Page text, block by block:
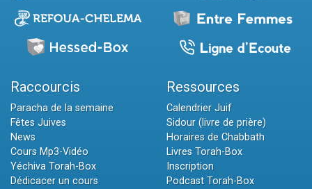
Raccourcis
Paracha de la semaine
Fêtes Juives
News
Cours Mp3-Vidéo
Yéchiva Torah-Box
Dédicacer un cours
Ressources
Calendrier Juif
Sidour (livre de prière)
Horaires de Chabbath
Livres Torah-Box
Inscription
Podcast Torah-Box